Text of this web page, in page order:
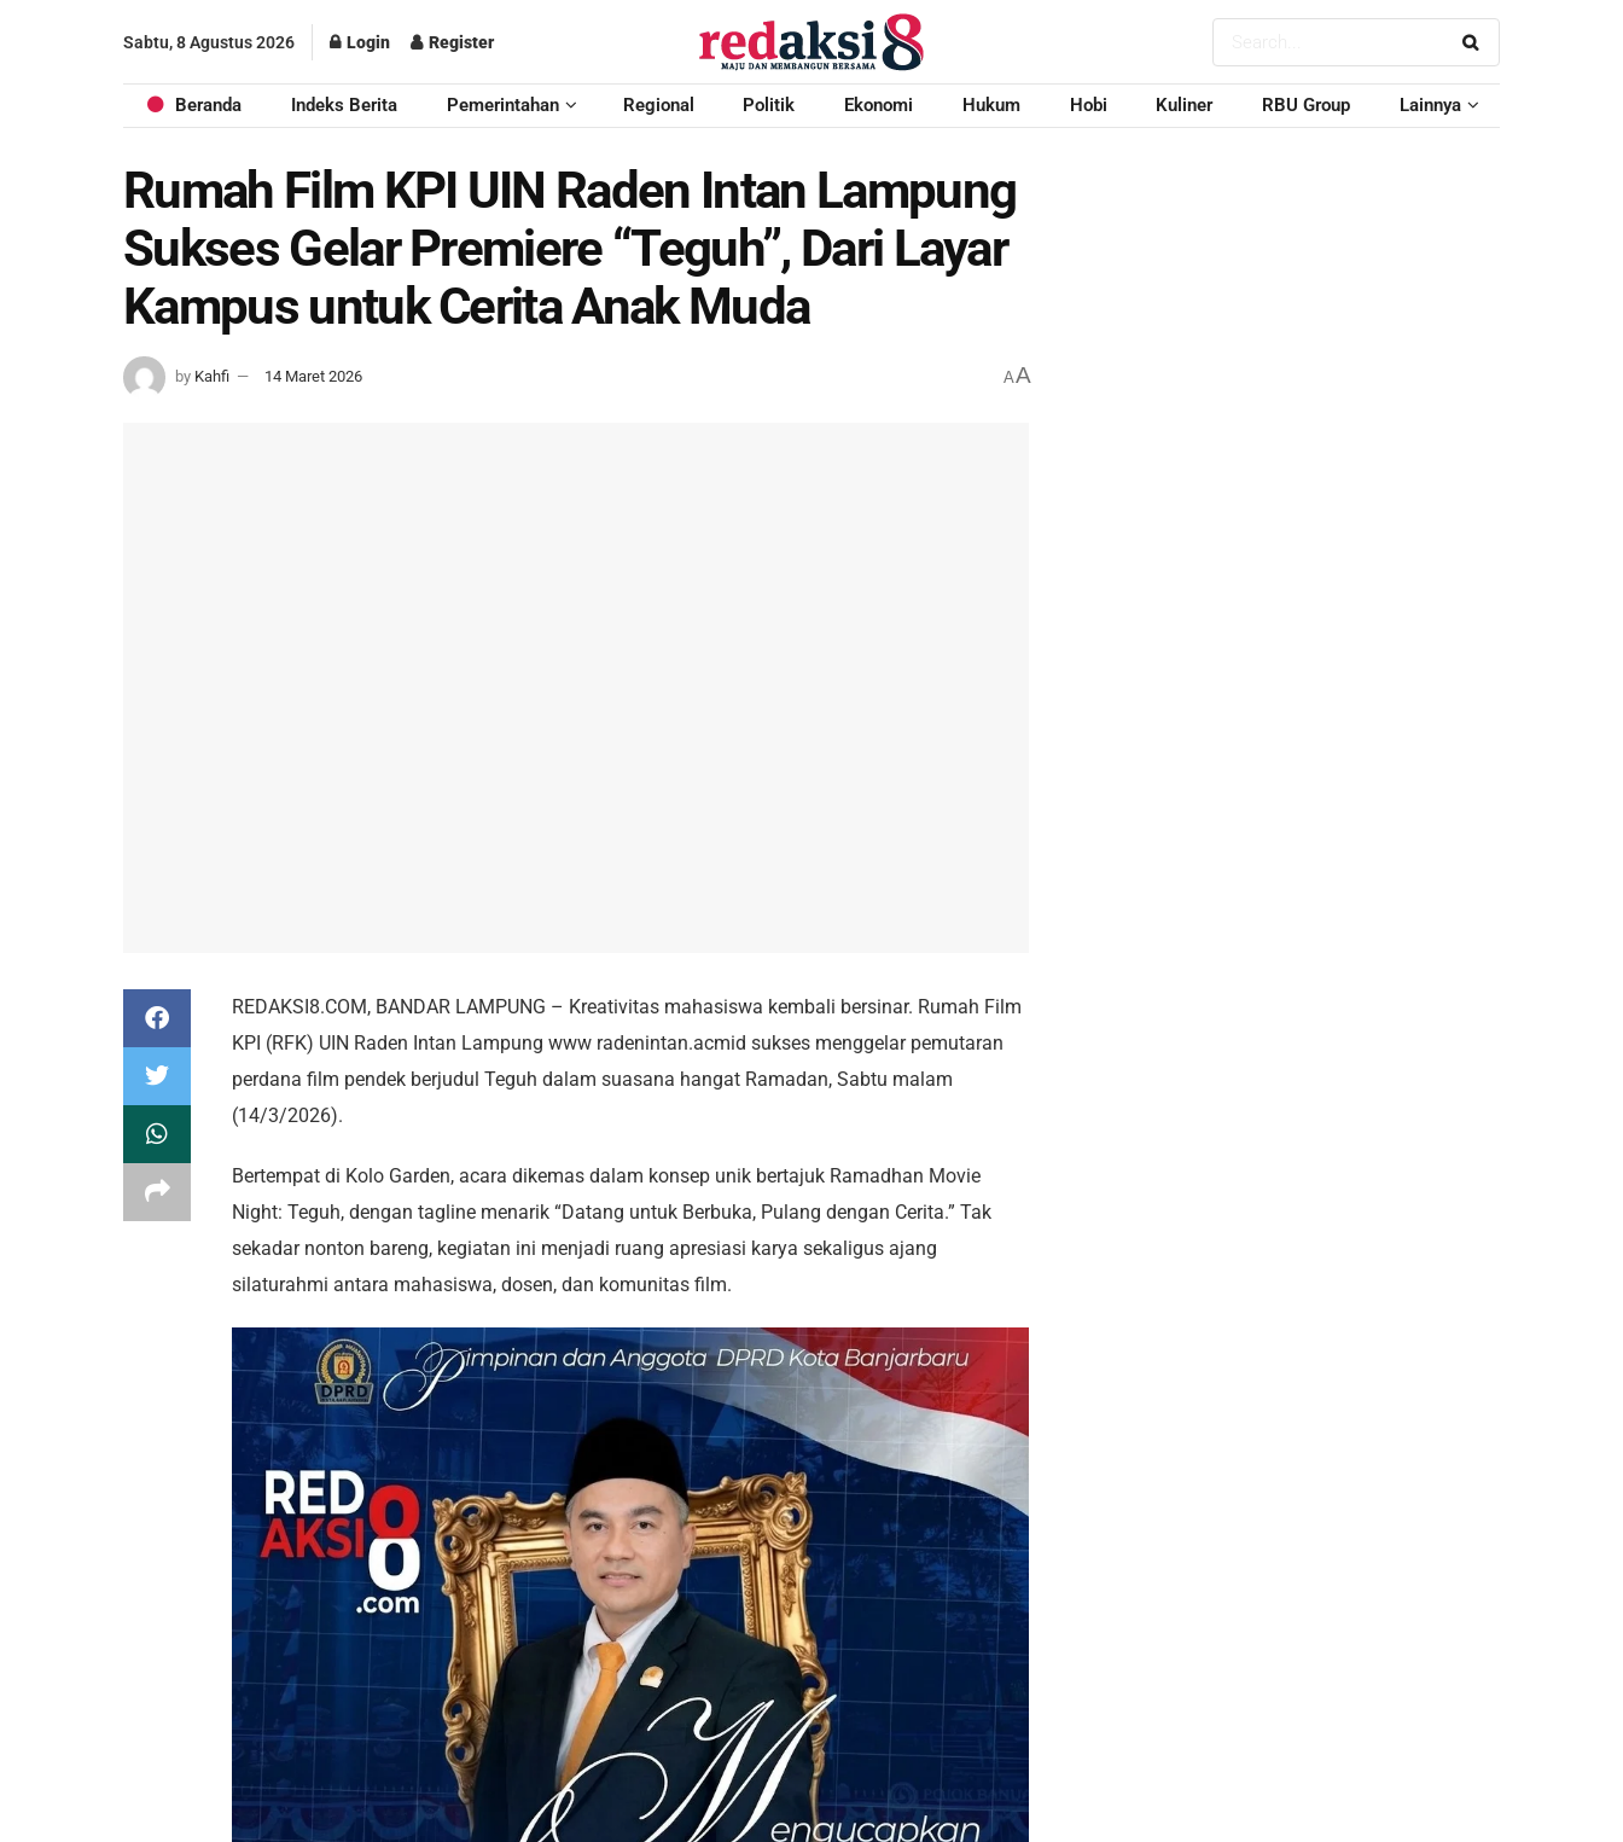
Sabtu, 8 Agustus 2026 Login Register
Beranda Indeks Berita Pemerintahan Regional Politik Ekonomi Hukum Hobi Kuliner RBU Group Lainnya
Rumah Film KPI UIN Raden Intan Lampung
Sukses Gelar Premiere “Teguh”, Dari Layar
Kampus untuk Cerita Anak Muda
by Kahfi 14 Maret 2026 AA
REDAKSI8.COM, BANDAR LAMPUNG – Kreativitas mahasiswa kembali bersinar. Rumah Film
KPI (RFK) UIN Raden Intan Lampung www radenintan.acmid sukses menggelar pemutaran
perdana film pendek berjudul Teguh dalam suasana hangat Ramadan, Sabtu malam
(14/3/2026).
Bertempat di Kolo Garden, acara dikemas dalam konsep unik bertajuk Ramadhan Movie
Night: Teguh, dengan tagline menarik “Datang untuk Berbuka, Pulang dengan Cerita.” Tak
sekadar nonton bareng, kegiatan ini menjadi ruang apresiasi karya sekaligus ajang
silaturahmi antara mahasiswa, dosen, dan komunitas film.